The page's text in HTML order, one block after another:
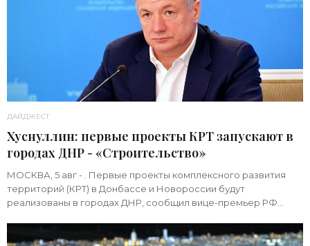
ДАЙДЖЕСТ
Хуснуллин: первые проекты КРТ запускают в
городах ДНР - «Строительство»
МОСКВА, 5 авг - . Первые проекты комплексного развития
территорий (КРТ) в Донбассе и Новороссии будут
реализованы в городах ДНР, сообщил вице-премьер РФ